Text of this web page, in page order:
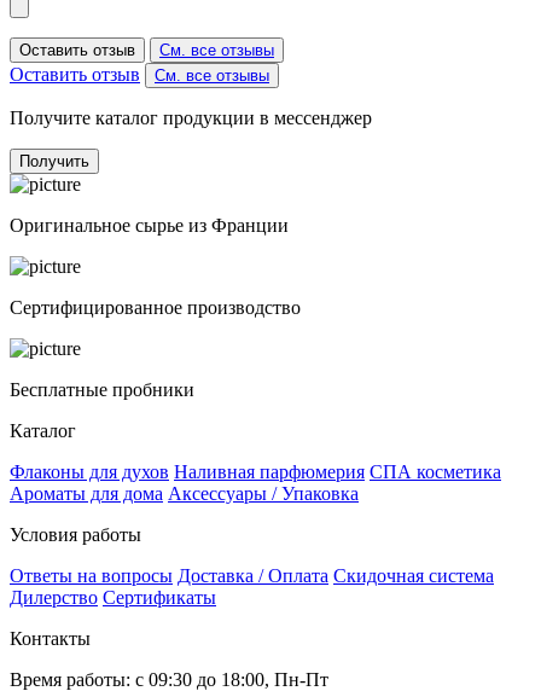
Оставить отзыв См. все отзывы
Оставить отзыв См. все отзывы
Получите каталог продукции в мессенджер
Получить
Оригинальное сырье из Франции
Сертифицированное производство
Бесплатные пробники
Каталог
Флаконы для духов Наливная парфюмерия СПА косметика
Ароматы для дома Аксессуары / Упаковка
Условия работы
Ответы на вопросы Доставка / Оплата Скидочная система
Дилерство Сертификаты
Контакты
Время работы: с 09:30 до 18:00, Пн-Пт